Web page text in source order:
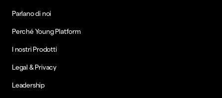
Parlano di noi
Perché Young Platform
I nostri Prodotti
Legal & Privacy
Leadership